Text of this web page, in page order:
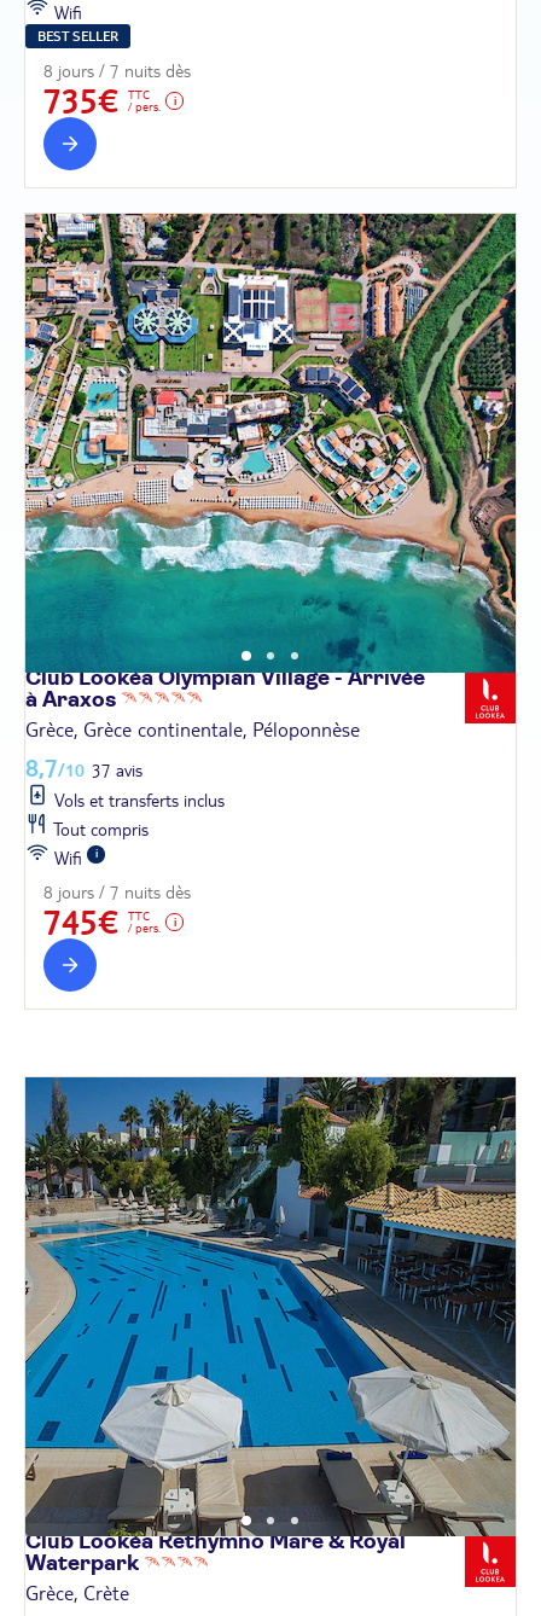
Wifi
BEST SELLER
8 jours / 7 nuits dès
735€
TTC
/ pers.
Club Lookéa Olympian Village - Arrivée
à Araxos
Grèce, Grèce continentale, Péloponnèse
8,7/10 37 avis
Vols et transferts inclus
Tout compris
Wifi
8 jours / 7 nuits dès
745€
TTC
/ pers.
Club Lookéa Rethymno Mare & Royal
Waterpark
Grèce, Crète